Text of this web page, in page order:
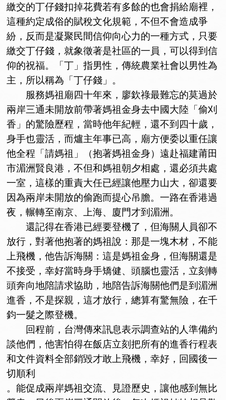
繳交的丁仔錢扣掉花費若有多餘的也會捐給廟裡，
這種約定成俗的賦稅文化規範，不但不會造成爭
紛，反而是凝聚民間信仰向心力的一種方式，只要
繳交丁仔錢，就象徵著是社區的一員，可以得到信
仰的祝福。「丁」指男性，傳統農業社會以男性為
主，所以稱為「丁仔錢」。
服務媽祖廟四十年來，廖欽祿最難忘的莫過於
兩岸三通未開放前帶著媽祖金身去中國大陸「偷刈
香」的驚險歷程，當時他年紀輕，還不到四十歲，
身手也靈活，而爐主年事已高，廟方便委以重任讓
他全程「請媽祖」（抱著媽祖金身）遠赴福建莆田
市湄洲賢良港，不但和媽祖朝夕相處，還必須共處
一室，這樣的重責大任已經讓他壓力山大，卻還要
因為兩岸未開放的偷跑而提心吊膽。一路在香港過
夜，輾轉至南京、上海、廈門才到湄洲。
還記得在香港已經要登機了，但海關人員卻不
放行，對著他抱著的媽祖說：那是一塊木材，不能
上飛機，他告訴海關：這是媽祖金身，但海關還是
不接受，幸好當時身手矯健、頭腦也靈活，立刻轉
頭奔向地陪請求協助，地陪告訴海關他們是到湄洲
進香，不是探親，這才放行，總算有驚無險，在千
鈞一髮之際登機。
回程前，台灣傳來訊息表示調查站的人準備約
談他們，他害怕得在飯店立刻把所有的進香行程表
和文件資料全部銷毀才敢上飛機，幸好，回國後一
切順利
。能促成兩岸媽祖交流、見證歷史，讓他感到無比